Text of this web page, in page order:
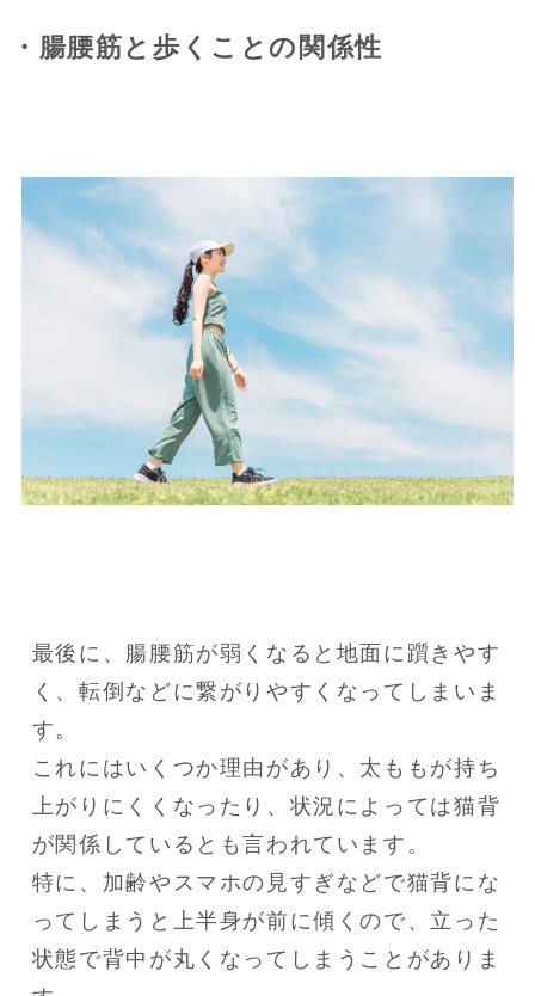
・腸腰筋と歩くことの関係性
最後に、腸腰筋が弱くなると地面に躓きやす
く、転倒などに繋がりやすくなってしまいま
す。
これにはいくつか理由があり、太ももが持ち
上がりにくくなったり、状況によっては猫背
が関係しているとも言われています。
特に、加齢やスマホの見すぎなどで猫背にな
ってしまうと上半身が前に傾くので、立った
状態で背中が丸くなってしまうことがありま